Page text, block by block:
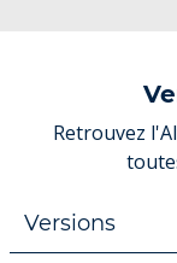
Retrouvez
Versions